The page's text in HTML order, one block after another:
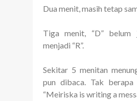
Dua menit, masih tetap
Tiga menit, “D” belum
menjadi “R”.
Sekitar 5 menitan
pun dibaca. Tak berapa
“Meiriska is writing a